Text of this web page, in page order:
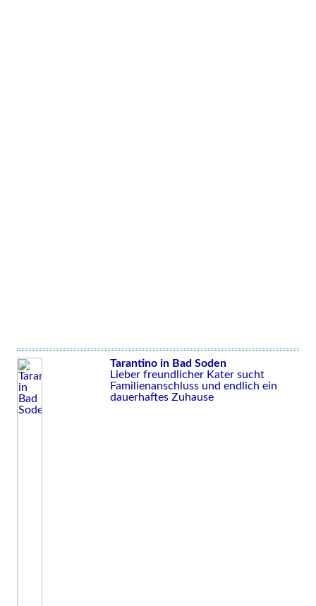
Tarantino in Bad Soden
Lieber freundlicher Kater sucht
Familienanschluss und endlich ein
dauerhaftes Zuhause